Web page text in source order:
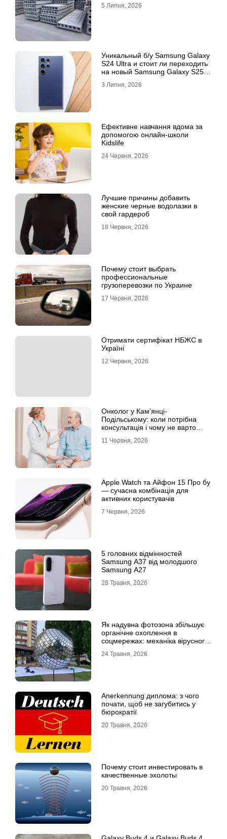
5 Липня, 2026
Уникальный б/у Samsung Galaxy
S24 Ultra и стоит ли переходить
на новый Samsung Galaxy S25
3 Липня, 2026
Ефективне навчання вдома за
допомогою онлайн-школи
Kidslife
24 Червня, 2026
Лучшие причины добавить
женские черные водолазки в
свой гардероб
18 Червня, 2026
Почему стоит выбрать
профессиональные
грузоперевозки по Украине
17 Червня, 2026
Отримати сертифікат НБЖС в
Україні
12 Червня, 2026
Онколог у Кам’янці-
Подільському: коли потрібна
консультація і чому не варто
11 Червня, 2026
Apple Watch та Айфон 15 Про бу
— сучасна комбінація для
активних користувачів
7 Червня, 2026
5 головних відмінностей
Samsung A37 від молодшого
Samsung A27
28 Травня, 2026
Як надувна фотозона збільшує
органічне охоплення в
соцмережах: механіка вірусного
24 Травня, 2026
Anerkennung диплома: з чого
почати, щоб не загубитись у
бюрократії
20 Травня, 2026
Почему стоит инвестировать в
качественные эхолоты
20 Травня, 2026